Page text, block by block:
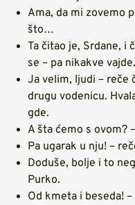
Ama, da mi zovemo
što…
Ta čitao je, Srdane, i
se – pa nikakve vajde.
Ja velim, ljudi – reče
drugu vodenicu.
gde.
A šta ćemo s ovom?
Pa ugarak u nju! –
Doduše, bolje i to
Purko.
Od kmeta i beseda!